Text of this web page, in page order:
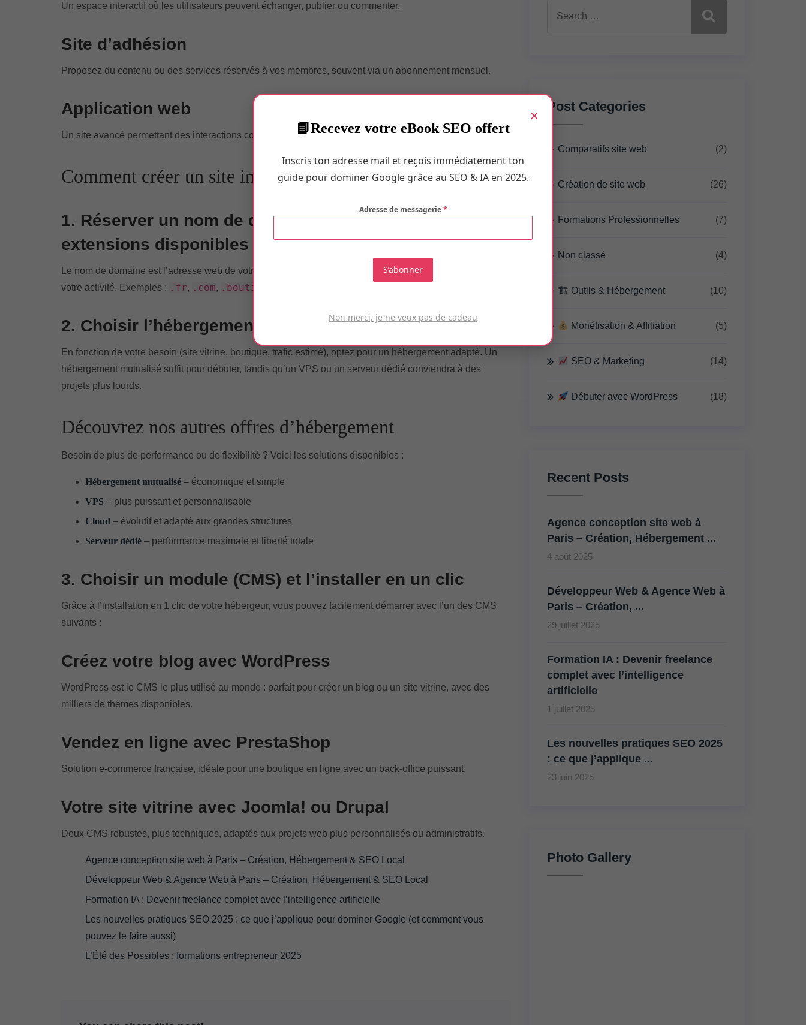
Un espace interactif où les utilisateurs peuvent échanger, publier ou commenter.
Site d’adhésion
Proposez du contenu ou des services réservés à vos membres, souvent via un abonnement mensuel.
Application web
Un site avancé permettant des interactions complexes (gestion, réservations, services dynamiques, etc.).
Comment créer un site internet en 5 étapes ?
1. Réserver un nom de domaine : plus de 800
extensions disponibles
Le nom de domaine est l’adresse web de votre site. Choisissez un nom court, mémorable, et en lien avec
votre activité. Exemples : .fr, .com, .boutique
2. Choisir l’hébergement web adapté à votre projet
En fonction de votre besoin (site vitrine, boutique, trafic estimé), optez pour un hébergement adapté. Un
hébergement mutualisé suffit pour débuter, tandis qu’un VPS ou un serveur dédié conviendra à des
projets plus lourds.
Découvrez nos autres offres d’hébergement
Besoin de plus de performance ou de flexibilité ? Voici les solutions disponibles :
Hébergement mutualisé – économique et simple
VPS – plus puissant et personnalisable
Cloud – évolutif et adapté aux grandes structures
Serveur dédié – performance maximale et liberté totale
3. Choisir un module (CMS) et l’installer en un clic
Grâce à l’installation en 1 clic de votre hébergeur, vous pouvez facilement démarrer avec l’un des CMS
suivants :
Créez votre blog avec WordPress
WordPress est le CMS le plus utilisé au monde : parfait pour créer un blog ou un site vitrine, avec des
milliers de thèmes disponibles.
Vendez en ligne avec PrestaShop
Solution e-commerce française, idéale pour une boutique en ligne avec un back-office puissant.
Votre site vitrine avec Joomla! ou Drupal
Deux CMS robustes, plus techniques, adaptés aux projets web plus personnalisés ou administratifs.
Agence conception site web à Paris – Création, Hébergement & SEO Local
Développeur Web & Agence Web à Paris – Création, Hébergement & SEO Local
Formation IA : Devenir freelance complet avec l’intelligence artificielle
Les nouvelles pratiques SEO 2025 : ce que j’applique pour dominer Google (et comment vous
pouvez le faire aussi)
L’Été des Possibles : formations entrepreneur 2025
for:
Post Categories
Comparatifs site web (2)
Création de site web (26)
Formations Professionnelles (7)
Non classé (4)
🏗 Outils & Hébergement (10)
Monétisation & Affiliation (5)
SEO & Marketing (14)
Débuter avec WordPress (18)
Recent Posts
Agence conception site web à
Paris – Création, Hébergement ...
4 août 2025
Développeur Web & Agence Web à
Paris – Création, ...
29 juillet 2025
Formation IA : Devenir freelance
complet avec l’intelligence
artificielle
1 juillet 2025
Les nouvelles pratiques SEO 2025
: ce que j’applique ...
23 juin 2025
Photo Gallery
×
Recevez votre eBook SEO offert
Inscris ton adresse mail et reçois immédiatement ton
guide pour dominer Google grâce au SEO & IA en 2025.
Adresse de messagerie*
S’abonner
Non merci, je ne veux pas de cadeau